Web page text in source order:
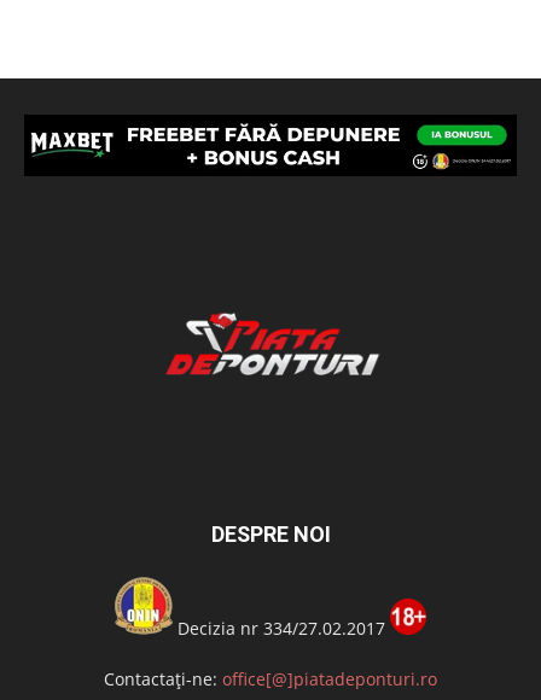
DESPRE NOI
Decizia nr 334/27.02.2017
Contactați-ne: office[@]piatadeponturi.ro